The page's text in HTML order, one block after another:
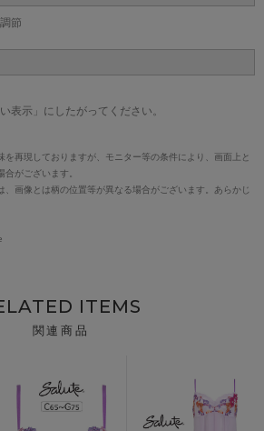
節
表示」にしたがってください。
再現しておりますが、モニター等の条件により、画面上と
がございます。
、画像とは柄の位置等が異なる場合がございます。あらかじ
ITEMS
関連商品